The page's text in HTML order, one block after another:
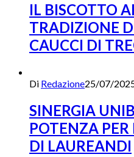
IL BISCOTTO
TRADIZIONE
CAUCCI DI
Di Redazione25/07/
SINERGIA
POTENZA
DI LAUREANDI